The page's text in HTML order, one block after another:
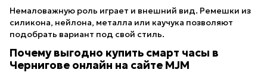
Немаловажную роль играет и внешний вид. Ремешки из
силикона, нейлона, металла или каучука позволяют
подобрать вариант под свой стиль.
Почему выгодно купить смарт часы в
Чернигове онлайн на сайте MJM